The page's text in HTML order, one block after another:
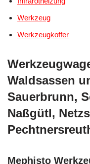
Werkzeug
Werkzeugkoffer
Waldsassen
Sauerbrunn,
Naßgütl,
Mephisto